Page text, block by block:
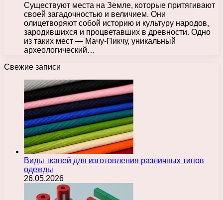
Существуют места на Земле, которые притягивают
своей загадочностью и величием. Они
олицетворяют собой историю и культуру народов,
зародившихся и процветавших в древности. Одно
из таких мест — Мачу-Пикчу, уникальный
археологический…
Свежие записи
Виды тканей для изготовления различных типов
одежды
26.05.2026